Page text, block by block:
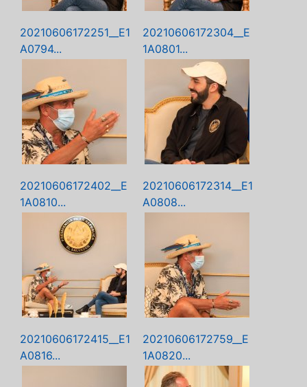
20210606172251__E1
A0794...
20210606172304__E
1A0801...
20210606172402__E
1A0810...
20210606172314__E1
A0808...
20210606172415__E1
A0816...
20210606172759__E
1A0820...